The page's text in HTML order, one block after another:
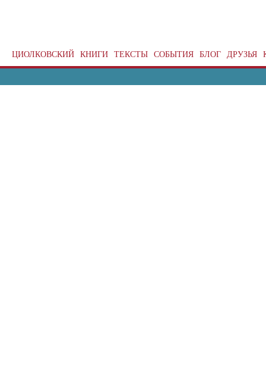
ЦИОЛКОВСКИЙ КНИГИ ТЕКСТЫ СОБЫТИЯ БЛОГ ДРУЗЬЯ